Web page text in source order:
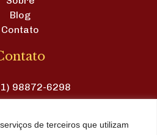
de terceiros que utilizam
Blog
Contato
98872-6298
sala 19, Centro, Águas de